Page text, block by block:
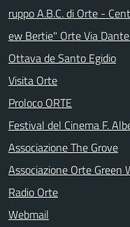
ruppo A.B.C. di Orte -
ew Bertie" Orte Via
Ottava de Santo Egidio
Visita Orte
Proloco ORTE
Festival del Cinema F.
Associazione The Grove
Associazione Orte Green
Radio Orte
Webmail